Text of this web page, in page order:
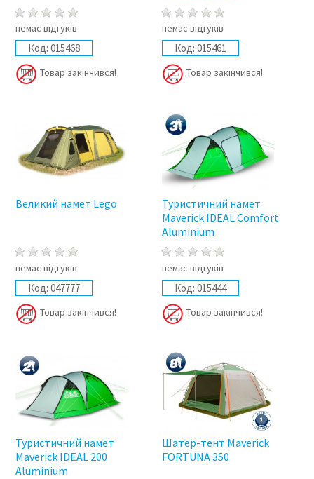
немає відгуків
Код: 015468
Товар закінчився!
немає відгуків
Код: 015461
Товар закінчився!
Великий намет Lego
немає відгуків
Код: 047777
Товар закінчився!
Туристичний намет
Maverick IDEAL Comfort
Aluminium
немає відгуків
Код: 015444
Товар закінчився!
Туристичний намет
Maverick IDEAL 200
Aluminium
Шатер-тент Maverick
FORTUNA 350